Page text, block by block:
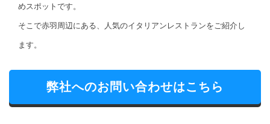
めスポットです。
そこで赤羽周辺にある、人気のイタリアンレストランをご紹介し
ます。
弊社へのお問い合わせはこちら